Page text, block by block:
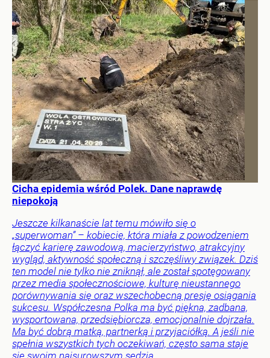
Cicha epidemia wśród Polek. Dane naprawdę
niepokoją
Jeszcze kilkanaście lat temu mówiło się o
„superwoman” – kobiecie, która miała z powodzeniem
łączyć karierę zawodową, macierzyństwo, atrakcyjny
wygląd, aktywność społeczną i szczęśliwy związek. Dziś
ten model nie tylko nie zniknął, ale został spotęgowany
przez media społecznościowe, kulturę nieustannego
porównywania się oraz wszechobecną presję osiągania
sukcesu. Współczesna Polka ma być piękna, zadbana,
wysportowana, przedsiębiorcza, emocjonalnie dojrzała.
Ma być dobrą matką, partnerką i przyjaciółką. A jeśli nie
spełnia wszystkich tych oczekiwań, często sama staje
się swoim najsurowszym sędzią.